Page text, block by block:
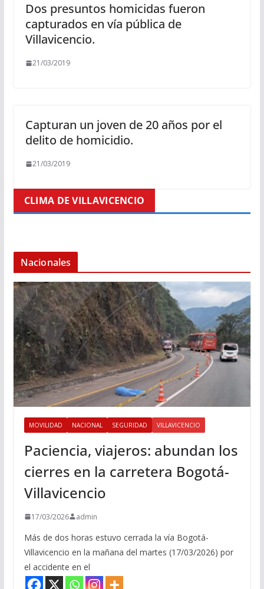
Dos presuntos homicidas fueron
capturados en vía pública de
Villavicencio.
21/03/2019
Capturan un joven de 20 años por el
delito de homicidio.
21/03/2019
CLIMA DE VILLAVICENCIO
Nacionales
MOVILIDAD NACIONAL SEGURIDAD VILLAVICENCIO
Paciencia, viajeros: abundan los
cierres en la carretera Bogotá-
Villavicencio
17/03/2026 admin
Más de dos horas estuvo cerrada la vía Bogotá-
Villavicencio en la mañana del martes (17/03/2026) por
el accidente en el